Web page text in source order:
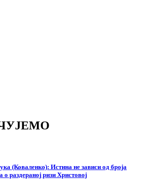
(Коваленко): Истина не зависи од броја
о раздераној ризи Христовој